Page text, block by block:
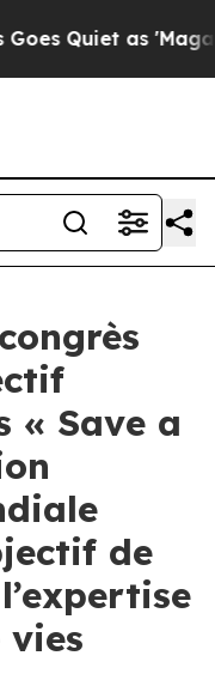
Quiet as 'Maga
« Save a
de
vies